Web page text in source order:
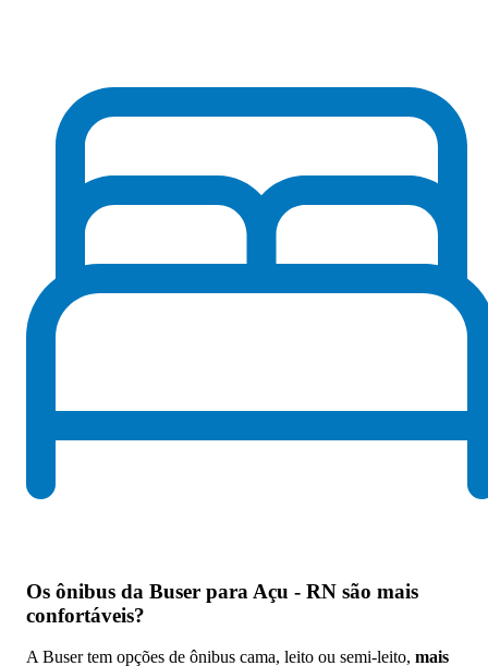
Os ônibus da Buser para Açu - RN são mais
confortáveis?
A Buser tem opções de ônibus cama, leito ou semi-leito, mais